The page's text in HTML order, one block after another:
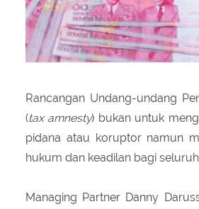
Rancangan Undang-undang
(tax amnesty) bukan untuk
pidana atau koruptor namun
hukum dan keadilan bagi
Managing Partner Danny